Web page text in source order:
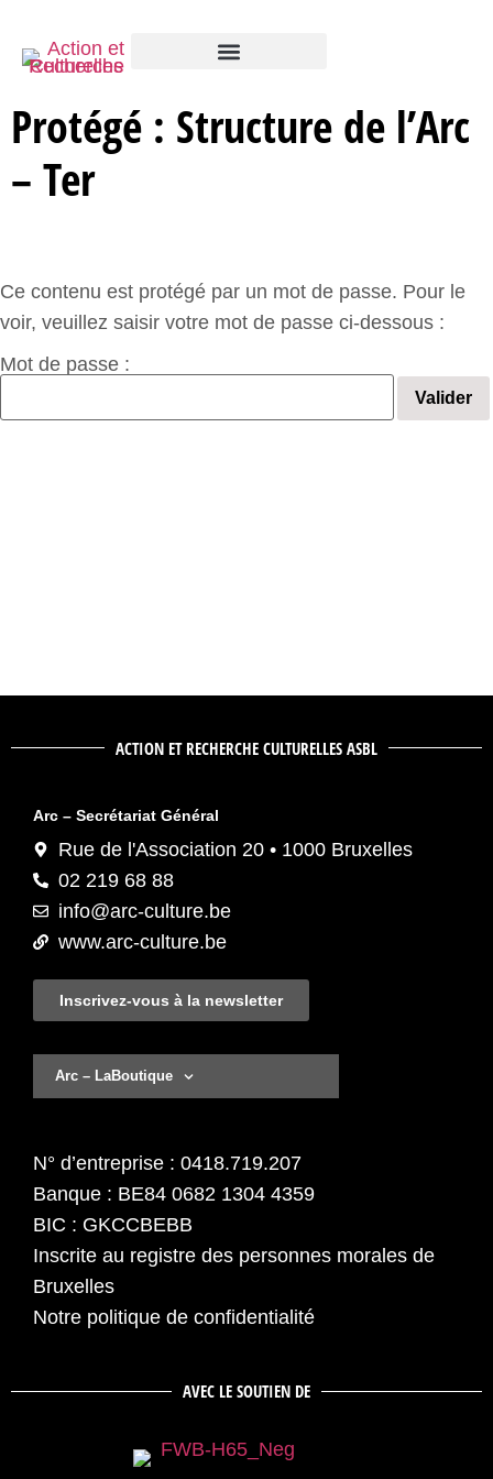
Protégé : Structure de l’Arc
– Ter
Ce contenu est protégé par un mot de passe. Pour le
voir, veuillez saisir votre mot de passe ci-dessous :
Mot de passe :
ACTION ET RECHERCHE CULTURELLES ASBL
Arc – Secrétariat Général
Rue de l'Association 20 • 1000 Bruxelles
02 219 68 88
info@arc-culture.be
www.arc-culture.be
Inscrivez-vous à la newsletter
Arc – LaBoutique
N° d’entreprise : 0418.719.207
Banque : BE84 0682 1304 4359
BIC : GKCCBEBB
Inscrite au registre des personnes morales de
Bruxelles
Notre politique de confidentialité
AVEC LE SOUTIEN DE